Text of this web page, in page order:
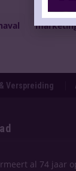
Verspreiding
al 74 jaar